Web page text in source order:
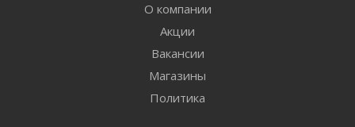
О компании
Акции
Вакансии
Магазины
Политика